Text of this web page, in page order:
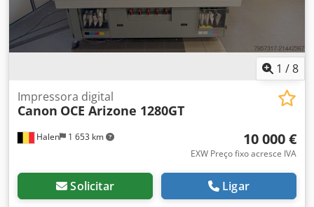
1 /8
Halen 1 653 km
Impressora digital
Canon OCE Arizone 1280GT
10 000 €
EXW Preço fixo acresce IVA
Solicitar Ligar